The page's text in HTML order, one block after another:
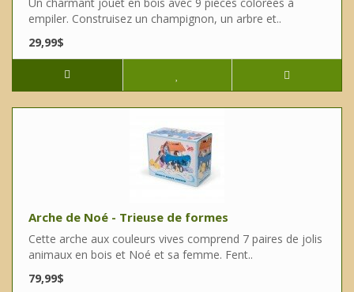
Un charmant jouet en bois avec 9 pièces colorées à
empiler. Construisez un champignon, un arbre et..
29,99$
Arche de Noé - Trieuse de formes
Cette arche aux couleurs vives comprend 7 paires de jolis
animaux en bois et Noé et sa femme. Fent..
79,99$